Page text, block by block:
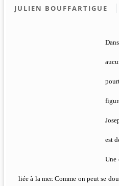
JULIEN BOUFFARTIGUE
est
Une
liée à la mer. Comme on peut se